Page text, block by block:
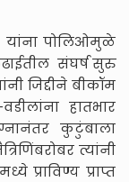
यांना पोलिओमुळे
संघर्ष सुरु
जिद्दीने बीकॉम
हातभार
कुटुंबाला
त्यांनी
प्राविण्य प्राप्त